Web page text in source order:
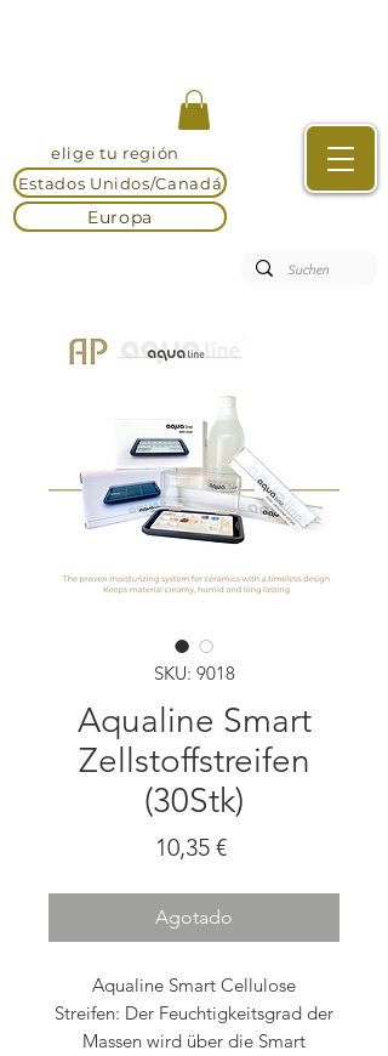
elige tu región
Estados Unidos/Canadá
Europa
SKU: 9018
Aqualine Smart
Zellstoffstreifen
(30Stk)
10,35 €Precio
Agotado
Aqualine Smart Cellulose
Streifen: Der Feuchtigkeitsgrad der
Massen wird über die Smart